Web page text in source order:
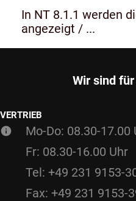
In NT 8.1.1 werden
angezeigt / ...
Wir sind
VERTRIEB
Mo-Do: 08.30-17.00
Fr: 08.30-16.00 Uhr
Tel: +49 231 9153-
Fax: +49 231 9153-